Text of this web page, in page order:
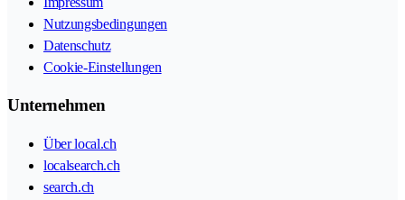
Nutzungsbedingungen
Datenschutz
Cookie-Einstellungen
Unternehmen
Über local.ch
localsearch.ch
search.ch